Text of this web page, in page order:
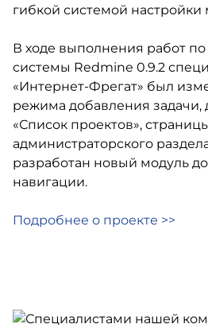
гибкой системой настройки
В ходе выполнения работ
системы Redmine 0.9.2
«Интернет-Фрегат» был
режима добавления задачи,
«Список проектов»,
администраторского
разработан новый модуль
навигации.
Подробнее о проекте >>